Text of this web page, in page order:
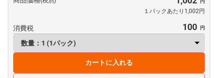
１パックあたり1,002円
消費税 100
カートに入れる